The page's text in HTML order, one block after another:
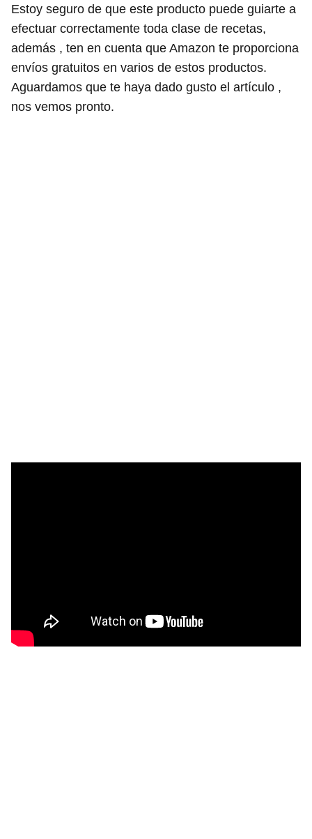
Estoy seguro de que este producto puede guiarte a
efectuar correctamente toda clase de recetas,
además , ten en cuenta que Amazon te proporciona
envíos gratuitos en varios de estos productos.
Aguardamos que te haya dado gusto el artículo ,
nos vemos pronto.